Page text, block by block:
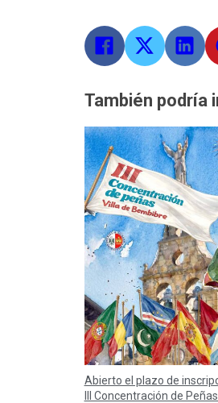
También podría
Abierto el plazo de
III Concentración de